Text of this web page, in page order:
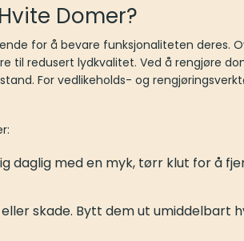
Domer?
for å bevare funksjonaliteten deres.
til redusert lydkvalitet. Ved å rengjøre
For vedlikeholds- og
daglig med en myk, tørr klut for å
skade. Bytt dem ut umiddelbart